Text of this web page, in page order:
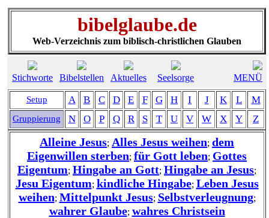
bibelglaube.de
Web-Verzeichnis zum biblisch-christlichen Glauben
Stichworte Bibelstellen Aktuelles Seelsorge MENÜ
Setup A B C D E F G H I J K L M
Gruppierung N O P Q R S T U V W X Y Z
Alleine Jesus; Alles Jesus weihen; dem
Eigenwillen sterben; für Gott leben; Gottes
Eigentum; Hingabe an Gott; Hingabe an Jesus;
Jesu Eigentum; kindliche Hingabe; Leben Jesus
weihen; Mittelpunkt Jesus; Selbstverleugnung;
wahrer Glaube; wahres Christsein